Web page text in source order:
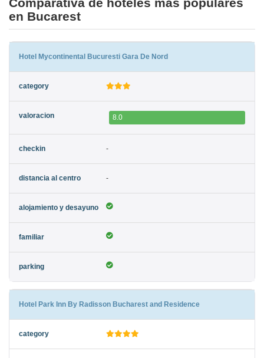
Comparativa de hoteles más populares
en Bucarest
Hotel Mycontinental Bucuresti Gara De Nord
8.0
-
-
Hotel Park Inn By Radisson Bucharest and Residence